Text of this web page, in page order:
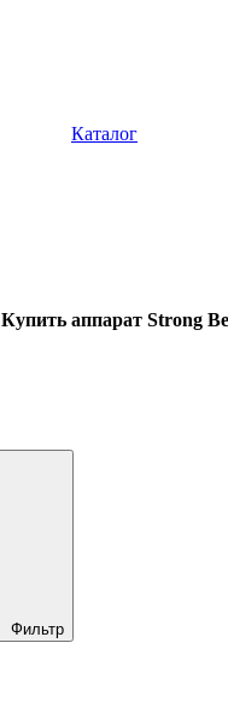
Каталог
Купить аппарат Strong
Фильтр